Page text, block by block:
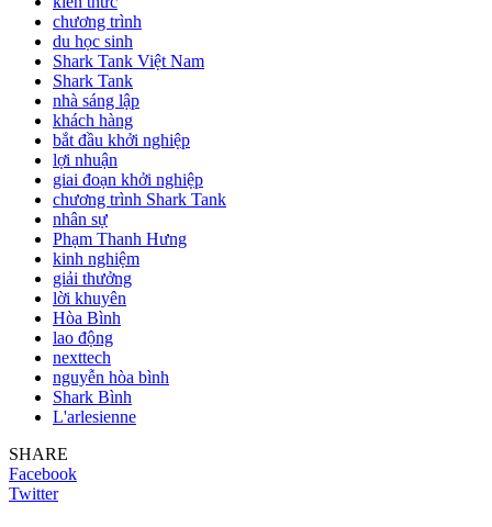
chương trình
du học sinh
Shark Tank Việt Nam
Shark Tank
nhà sáng lập
khách hàng
bắt đầu khởi nghiệp
lợi nhuận
giai đoạn khởi nghiệp
chương trình Shark Tank
nhân sự
Phạm Thanh Hưng
kinh nghiệm
giải thưởng
lời khuyên
Hòa Bình
lao động
nexttech
nguyễn hòa bình
Shark Bình
L'arlesienne
SHARE
Facebook
Twitter